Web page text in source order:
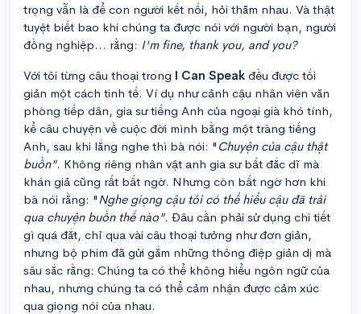
trọng vẫn là để con người kết nối, hỏi thăm nhau. Và thật
tuyệt biết bao khi chúng ta được nói với người bạn, người
đồng nghiệp... rằng: I'm fine, thank you, and you?
Với tôi từng câu thoại trong I Can Speak đều được tối
giản một cách tinh tế. Ví dụ như cảnh cậu nhân viên văn
phòng tiếp dân, gia sư tiếng Anh của ngoại già khó tính,
kể câu chuyện về cuộc đời mình bằng một tràng tiếng
Anh, sau khi lắng nghe thì bà nói: " Chuyện của cậu thật
buồn". Không riêng nhân vật anh gia sư bất đắc dĩ mà
khán giả cũng rất bất ngờ. Nhưng còn bất ngờ hơn khi
bà nói rằng: "Nghe giọng cậu tôi có thể hiểu cậu đã trải
qua chuyện buồn thế nào". Đâu cần phải sử dụng chi tiết
gì quá đắt, chỉ qua vài câu thoại tưởng như đơn giản,
nhưng bộ phim đã gửi gắm những thông điệp giản dị mà
sâu sắc rằng: Chúng ta có thể không hiểu ngôn ngữ của
nhau, nhưng chúng ta có thể cảm nhận được cảm xúc
qua giọng nói của nhau.